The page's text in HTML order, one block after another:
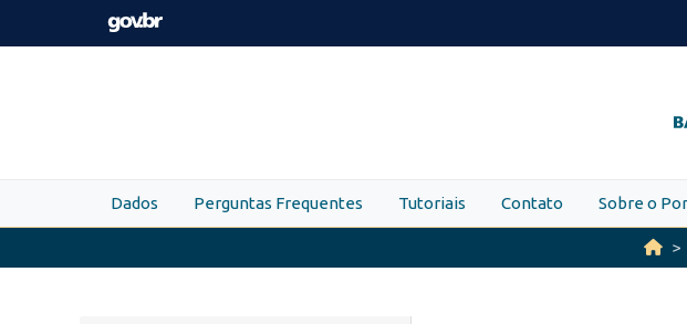
Skip to main content
Dados Perguntas Frequentes Tutoriais Contato Sobre o